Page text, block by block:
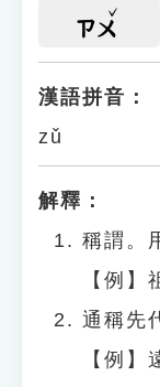
ㄗㄨ
漢語拼音：
zǔ
解釋：
稱謂。
【例
通稱先
【例】